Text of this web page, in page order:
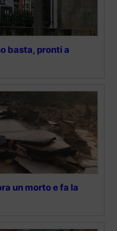
basta, pronti a
un morto e fa la